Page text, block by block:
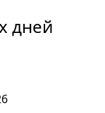
дней